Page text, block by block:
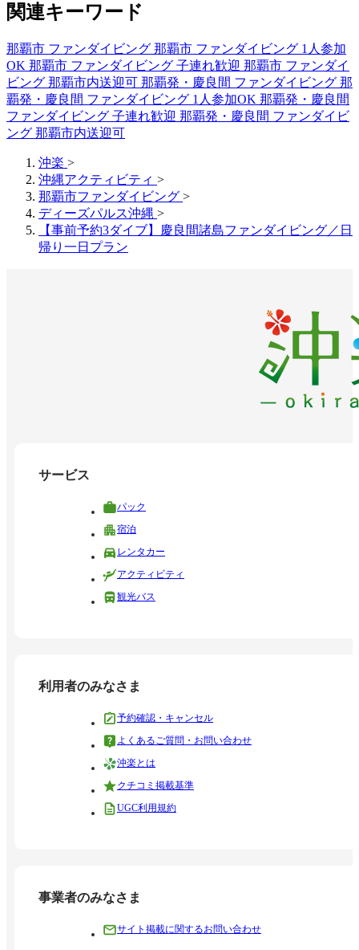
関連キーワード
那覇市 ファンダイビング 那覇市 ファンダイビング 1人参加
OK 那覇市 ファンダイビング 子連れ歓迎 那覇市 ファンダイ
ビング 那覇市内送迎可 那覇発・慶良間 ファンダイビング 那
覇発・慶良間 ファンダイビング 1人参加OK 那覇発・慶良間
ファンダイビング 子連れ歓迎 那覇発・慶良間 ファンダイビ
ング 那覇市内送迎可
沖楽 >
沖縄アクティビティ >
那覇市ファンダイビング >
ディーズパルス沖縄 >
【事前予約3ダイブ】慶良間諸島ファンダイビング／日
帰り一日プラン
サービス
パック
宿泊
レンタカー
アクティビティ
観光バス
利用者のみなさま
予約確認・キャンセル
よくあるご質問・お問い合わせ
沖楽とは
クチコミ掲載基準
UGC利用規約
事業者のみなさま
サイト掲載に関するお問い合わせ